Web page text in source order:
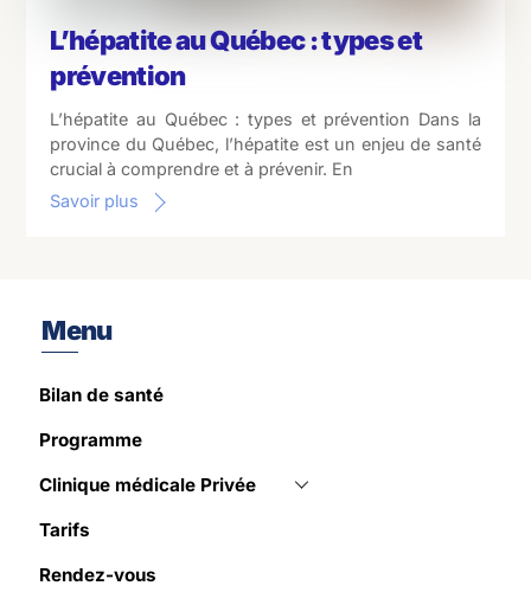
L’hépatite au Québec : types et
prévention
L’hépatite au Québec : types et prévention Dans la
province du Québec, l’hépatite est un enjeu de santé
crucial à comprendre et à prévenir. En
Savoir plus
Menu
Bilan de santé
Programme
Clinique médicale Privée
Tarifs
Rendez-vous